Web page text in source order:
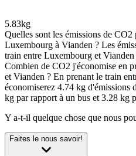
5.83kg
Quelles sont les émissions de
Luxembourg à Vianden ? Les
train entre Luxembourg et
Combien de CO2 j'économise en
et Vianden ? En prenant le train
économiserez 4.74 kg
kg par rapport à un bus et 3.28 kg
Y a-t-il quelque chose que nous
Faites le nous savoir!